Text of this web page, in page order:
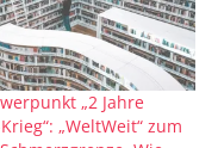
„2 Jahre
„WeltWeit“ zum